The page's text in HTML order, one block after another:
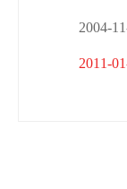
2004-
2011-